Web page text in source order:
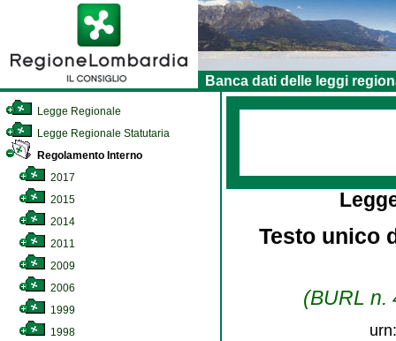
Banca dati delle leggi
Legge Regionale
Legge Regionale Statutaria
Regolamento Interno
2017
2015
2014
2011
2009
2006
1999
1998
Testo unico
(BURL n.